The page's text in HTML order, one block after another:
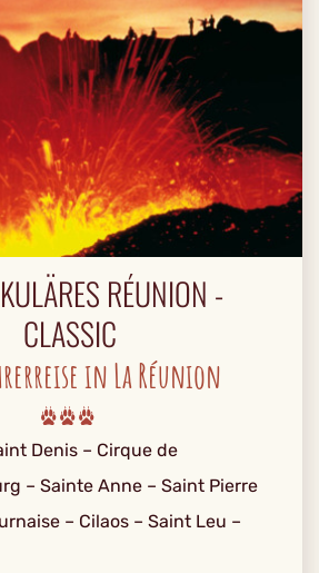
RÉUNION -
CLASSIC
in La Réunion
Denis – Cirque de
– Sainte Anne – Saint Pierre
– Cilaos – Saint Leu –